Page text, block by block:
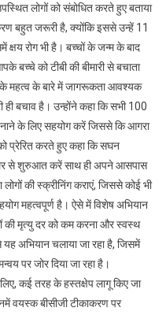
और
स्वस्थ
व्यक्तियों
में
टीबी
संक्रमण
को
रोकने
के
उद्देश्य
चलाया
रहा
अभियान-
मुख्य
लोगों को संबोधित करते हुए बताया
बहुत जरूरी है, क्योंकि इससे उन्हें 11
क्षय रोग भी है। बच्चों के जन्म के बाद
बच्चे को टीबी की बीमारी से बचाता
महत्व के बारे में जागरूकता आवश्यक
बचाव है। उन्होंने कहा कि सभी 100
के लिए सहयोग करें जिससे कि आगरा
प्रेरित करते हुए कहा कि सघन
से शुरुआत करें साथ ही अपने आसपास
की स्क्रीनिंग कराएं, जिससे कोई भी
महत्वपूर्ण है। ऐसे में विशेष अभियान
की मृत्यु दर को कम करना और स्वस्थ
अभियान चलाया जा रहा है, जिसमें
पर जोर दिया जा रहा है।
कई तरह के हस्तक्षेप लागू किए जा
वयस्क बीसीजी टीकाकरण पर